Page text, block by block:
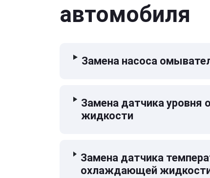
автомобиля
Замена насоса
Замена датчика
жидкости
Замена датчика
охлаждающей